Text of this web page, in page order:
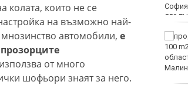
колата, които не се
на възможно най-
мнозинство автомобили, е
от много
шофьори знаят за него.
Фестивал на етносите
завладява Варна днес и